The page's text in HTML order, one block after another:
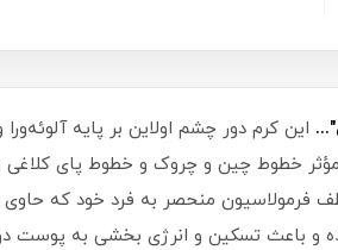
این کرم دور چشم اولاین بر پایه
مؤثر خطوط چین و چروک و خطوط پای
و باعث تسکین و انرژی بخشی به